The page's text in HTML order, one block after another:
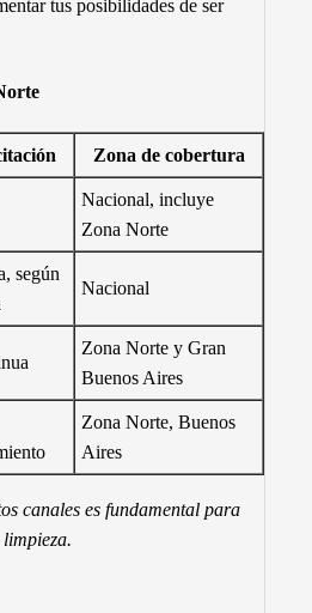
tus posibilidades de ser
Zona de cobertura
Nacional, incluye
Zona Norte
según
Nacional
Zona Norte y Gran
Buenos Aires
Zona Norte, Buenos
Aires
canales es fundamental para